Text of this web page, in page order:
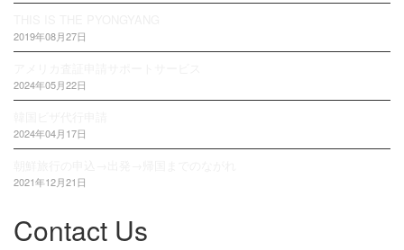
2019年08月27日
2024年05月22日
2024年04月17日
2021年12月21日
Contact Us